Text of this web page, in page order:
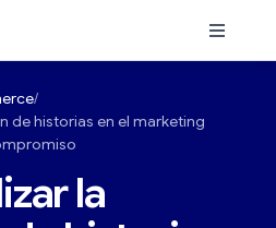
de historias en el marketing
la